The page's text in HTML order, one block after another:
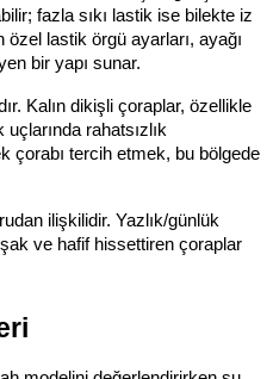
fazla sıkı lastik ise bilekte iz
özel lastik örgü ayarları, ayağı
bir yapı sunar.
Kalın dikişli çoraplar, özellikle
rahatsızlık
çorabı tercih etmek, bu bölgede
ilişkilidir. Yazlık/günlük
ve hafif hissettiren çoraplar